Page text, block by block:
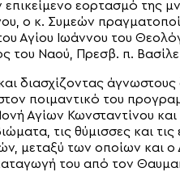
εορτασμό της
ο κ. Συμεών
Αγίου Ιωάννου του
του Ναού, Πρεσβ. π.
διασχίζοντας
ποιμαντικό του
Αγίων Κωνσταντίνου
τις θύμισσες και
μεταξύ των οποίων και
καταγωγή του από τον